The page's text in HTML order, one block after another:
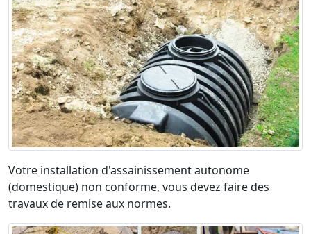
Votre installation d'assainissement autonome
(domestique) non conforme, vous devez faire des
travaux de remise aux normes.